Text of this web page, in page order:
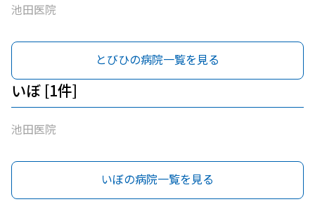
池田医院
とびひの病院一覧を見る
いぼ [1件]
池田医院
いぼの病院一覧を見る